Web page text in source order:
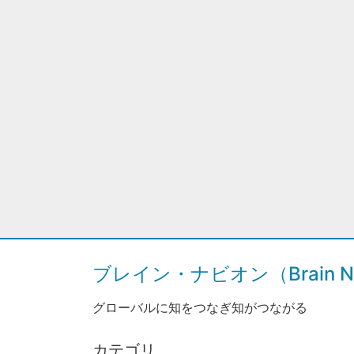
ブレイン・ナビオン（Brain
グローバルに知をつなぎ知がつながる
カテゴリ